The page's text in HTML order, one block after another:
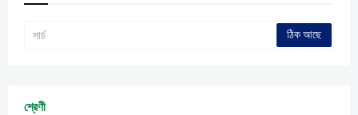
শ্রেণী